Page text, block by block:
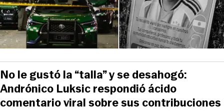
No le gustó la “talla” y se desahogó:
Andrónico Luksic respondió ácido
comentario viral sobre sus contribuciones